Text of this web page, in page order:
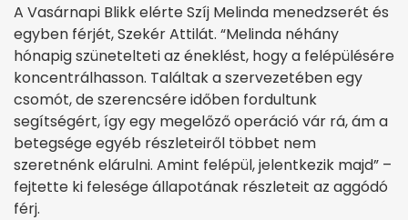
A Vasárnapi Blikk elérte Szíj Melinda menedzserét és
egyben férjét, Szekér Attilát. “Melinda néhány
hónapig szünetelteti az éneklést, hogy a felépülésére
koncentrálhasson. Találtak a szervezetében egy
csomót, de szerencsére időben fordultunk
segítségért, így egy megelőző operáció vár rá, ám a
betegsége egyéb részleteiről többet nem
szeretnénk elárulni. Amint felépül, jelentkezik majd” –
fejtette ki felesége állapotának részleteit az aggódó
férj.